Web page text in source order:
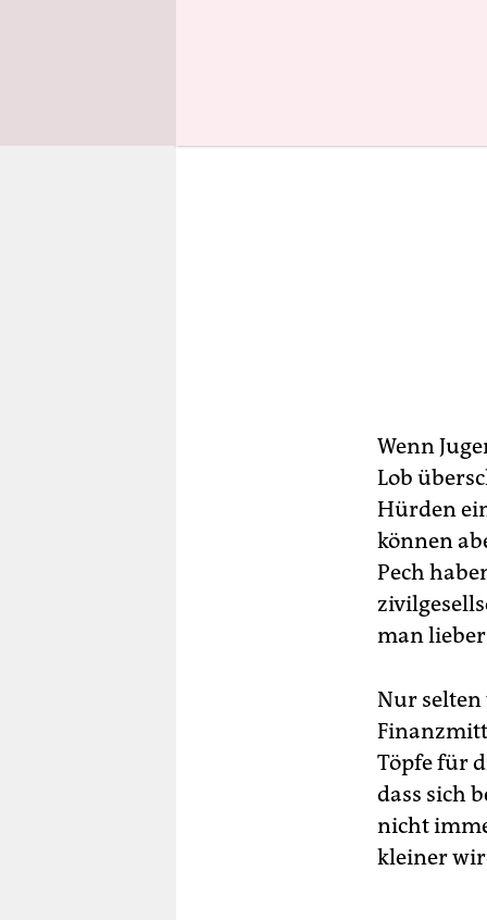
Wenn
Lob
Hürden
können
Pech
man
Nur
Töpfe für
dass sich
nicht
kleiner